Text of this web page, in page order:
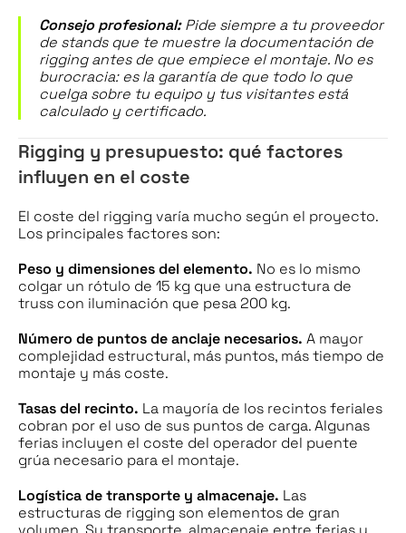
Consejo profesional:Pide siempre a tu proveedor
de stands que te muestre la documentación de
rigging antes de que empiece el montaje. No es
burocracia: es la garantía de que todo lo que
cuelga sobre tu equipo y tus visitantes está
calculado y certificado.
Rigging y presupuesto: qué factores
influyen en el coste
El coste del rigging varía mucho según el proyecto.
Los principales factores son:
Peso y dimensiones del elemento. No es lo mismo
colgar un rótulo de 15 kg que una estructura de
truss con iluminación que pesa 200 kg.
Número de puntos de anclaje necesarios. A mayor
complejidad estructural, más puntos, más tiempo de
montaje y más coste.
Tasas del recinto. La mayoría de los recintos feriales
cobran por el uso de sus puntos de carga. Algunas
ferias incluyen el coste del operador del puente
grúa necesario para el montaje.
Logística de transporte y almacenaje. Las
estructuras de rigging son elementos de gran